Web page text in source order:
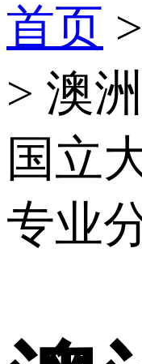
首页 >
> 澳
国立
专业